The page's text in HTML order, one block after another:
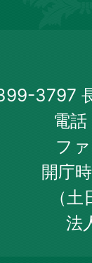
Town
Official
Web
Site
3797
電
フ
開庁
（
法